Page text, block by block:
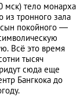
мск) тело монарха
из тронного зала
сын покойного —
Всё это время
тысяч
сюда еще
Бангкока до